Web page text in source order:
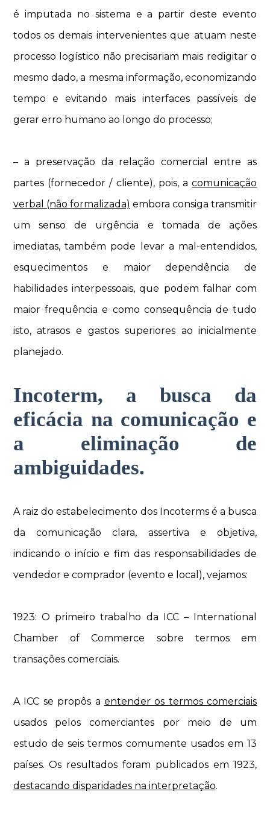
é imputada no sistema e a partir deste evento
todos os demais intervenientes que atuam neste
processo logístico não precisariam mais redigitar o
mesmo dado, a mesma informação, economizando
tempo e evitando mais interfaces passíveis de
gerar erro humano ao longo do processo;
– a preservação da relação comercial entre as
partes (fornecedor / cliente), pois, acomunicação
verbal (não formalizada) embora consiga transmitir
um senso de urgência e tomada de ações
imediatas, também pode levar a mal-entendidos,
esquecimentos e maior dependência de
habilidades interpessoais, que podem falhar com
maior frequência e como consequência de tudo
isto, atrasos e gastos superiores ao inicialmente
planejado.
Incoterm, a busca da
eficácia na comunicação e
a eliminação de
ambiguidades.
A raiz do estabelecimento dos Incoterms é a busca
da comunicação clara, assertiva e objetiva,
indicando o início e fim das responsabilidades de
vendedor e comprador (evento e local), vejamos:
1923: O primeiro trabalho da ICC – International
Chamber of Commerce sobre termos em
transações comerciais.
A ICC se propôs a entender os termos comerciais
usados pelos comerciantes por meio de um
estudo de seis termos comumente usados em 13
países. Os resultados foram publicados em 1923,
destacando disparidades na interpretação.